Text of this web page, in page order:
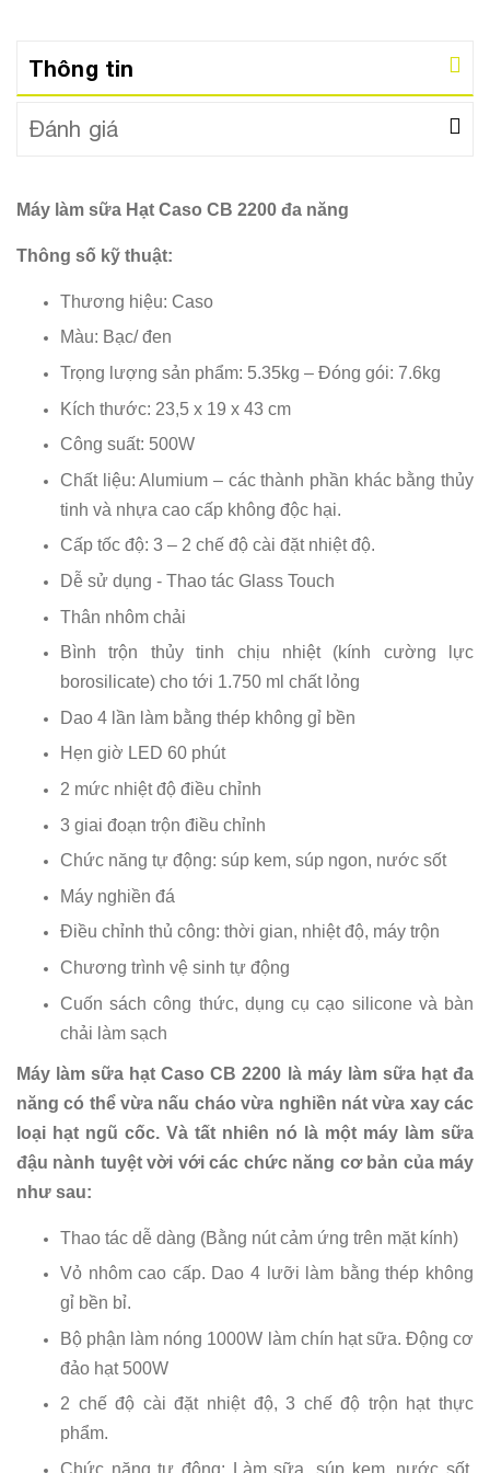
Thông tin
Đánh giá
Máy làm sữa Hạt Caso CB 2200 đa năng
Thông số kỹ thuật:
Thương hiệu: Caso
Màu: Bạc/ đen
Trọng lượng sản phẩm: 5.35kg – Đóng gói: 7.6kg
Kích thước: 23,5 x 19 x 43 cm
Công suất: 500W
Chất liệu: Alumium – các thành phần khác bằng thủy
tinh và nhựa cao cấp không độc hại.
Cấp tốc độ: 3 – 2 chế độ cài đặt nhiệt độ.
Dễ sử dụng - Thao tác Glass Touch
Thân nhôm chải
Bình trộn thủy tinh chịu nhiệt (kính cường lực
borosilicate) cho tới 1.750 ml chất lỏng
Dao 4 lần làm bằng thép không gỉ bền
Hẹn giờ LED 60 phút
2 mức nhiệt độ điều chỉnh
3 giai đoạn trộn điều chỉnh
Chức năng tự động: súp kem, súp ngon, nước sốt
Máy nghiền đá
Điều chỉnh thủ công: thời gian, nhiệt độ, máy trộn
Chương trình vệ sinh tự động
Cuốn sách công thức, dụng cụ cạo silicone và bàn
chải làm sạch
Máy làm sữa hạt Caso CB 2200 là máy làm sữa hạt đa
năng có thể vừa nấu cháo vừa nghiền nát vừa xay các
loại hạt ngũ cốc. Và tất nhiên nó là một máy làm sữa
đậu nành tuyệt vời với các chức năng cơ bản của máy
như sau:
Thao tác dễ dàng (Bằng nút cảm ứng trên mặt kính)
Vỏ nhôm cao cấp. Dao 4 lưỡi làm bằng thép không
gỉ bền bỉ.
Bộ phận làm nóng 1000W làm chín hạt sữa. Động cơ
đảo hạt 500W
2 chế độ cài đặt nhiệt độ, 3 chế độ trộn hạt thực
phẩm.
Chức năng tự động: Làm sữa, súp kem, nước sốt,